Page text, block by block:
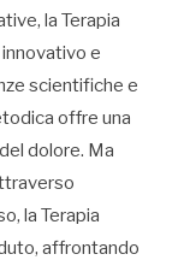
la Terapia
e
scientifiche e
offre una
dolore. Ma
la Terapia
affrontando